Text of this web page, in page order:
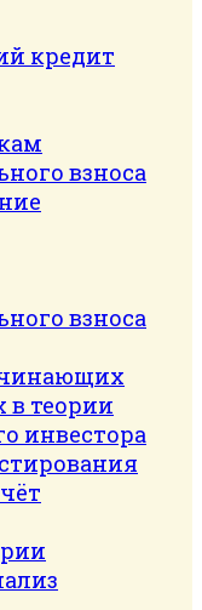
кредит
взноса
взноса
в теории
инвестора